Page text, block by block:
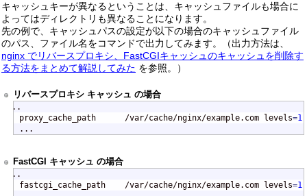
キャッシュキーが異なるということは、キャッシュファイルも場合に
よってはディレクトリも異なることになります。
先の例で、キャッシュパスの設定が以下の場合のキャッシュファイル
のパス、ファイル名をコマンドで出力してみます。（出力方法は、
nginx でリバースプロキシ、FastCGIキャッシュのキャッシュを削除す
る方法をまとめて解説してみた を参照。）
リバースプロキシ キャッシュ の場合
...
proxy_cache_path      /var/cache/nginx/example.com levels=1
...
FastCGI キャッシュ の場合
...
fastcgi_cache_path    /var/cache/nginx/example.com levels=1